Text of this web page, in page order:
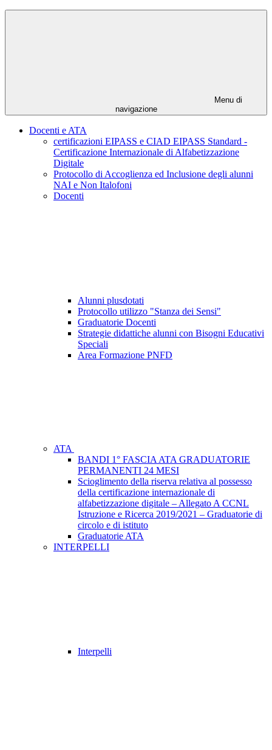
Menu di
navigazione
Docenti e ATA
certificazioni EIPASS e CIAD EIPASS Standard -
Certificazione Internazionale di Alfabetizzazione
Digitale
Protocollo di Accoglienza ed Inclusione degli alunni
NAI e Non Italofoni
Docenti
Alunni plusdotati
Protocollo utilizzo "Stanza dei Sensi"
Graduatorie Docenti
Strategie didattiche alunni con Bisogni Educativi
Speciali
Area Formazione PNFD
ATA
BANDI 1° FASCIA ATA GRADUATORIE
PERMANENTI 24 MESI
Scioglimento della riserva relativa al possesso
della certificazione internazionale di
alfabetizzazione digitale – Allegato A CCNL
Istruzione e Ricerca 2019/2021 – Graduatorie di
circolo e di istituto
Graduatorie ATA
INTERPELLI
Interpelli